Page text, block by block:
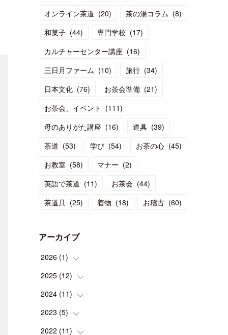
オンライン茶道 (20) 茶の湯コラム (8)
和菓子 (44) 専門学校 (17)
カルチャーセンター講座 (16)
三日月ファーム (10) 旅行 (34)
日本文化 (76) お茶会準備 (21)
お茶会、イベント (111)
母のありがた講座 (16) 道具 (39)
茶道 (53) 学び (54) お茶の心 (45)
お教室 (58) マナー (2)
英語で茶道 (11) お茶会 (44)
茶道具 (25) 着物 (18) お稽古 (60)
アーカイブ
2026 (1)
(1)
2025 (12)
( 1)
(1
( 2)
2024 (11)
(1
( 1)
2023 (5)
( 1)
2022 (11)